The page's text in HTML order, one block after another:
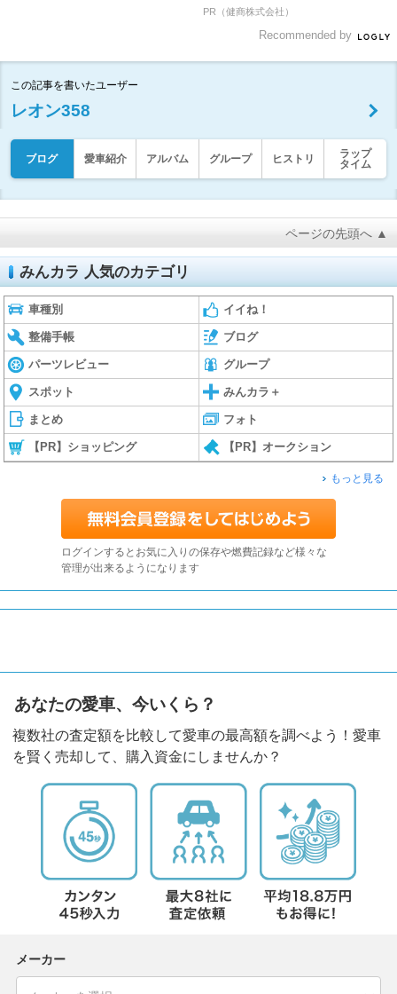
PR（健商株式会社）
Recommended by
この記事を書いたユーザー
レオン358
ブログ 愛車紹介 アルバム グループ ヒストリ
ラップ
タイム
ページの先頭へ ▲
みんカラ 人気のカテゴリ
車種別 イイね！
整備手帳 ブログ
パーツレビュー グループ
スポット みんカラ＋
まとめ フォト
【PR】ショッピング 【PR】オークション
もっと見る
ログインするとお気に入りの保存や燃費記録など様々な
管理が出来るようになります
あなたの愛車、今いくら？
複数社の査定額を比較して愛車の最高額を調べよう！愛車
を賢く売却して、購入資金にしませんか？
メーカー